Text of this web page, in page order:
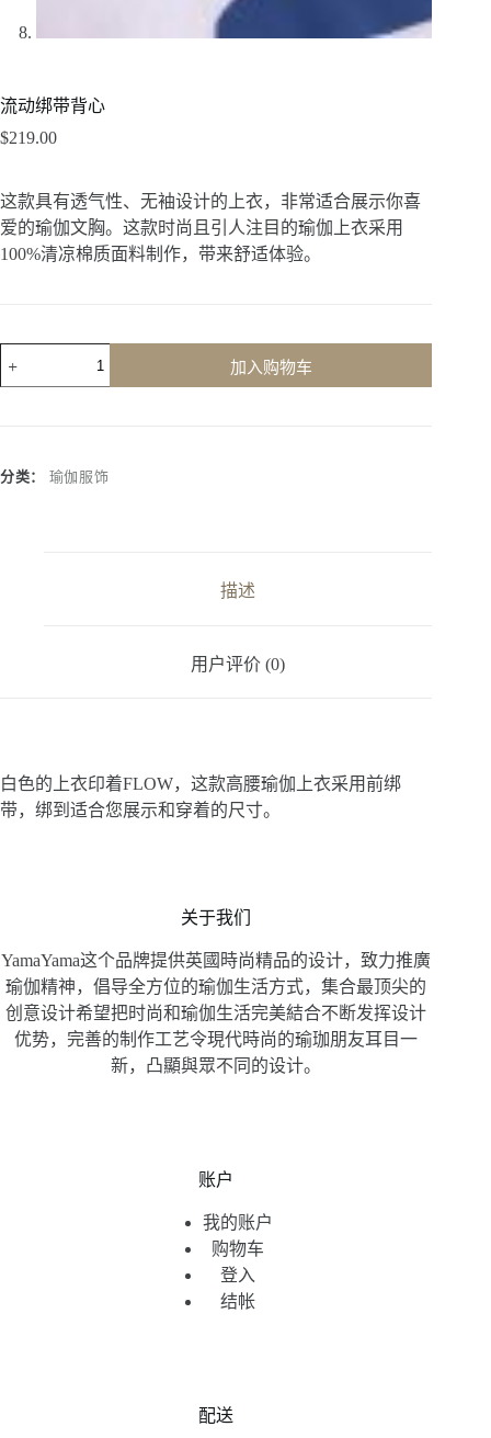
流动绑带背心
$219.00
这款具有透气性、无袖设计的上衣，非常适合展示你喜
爱的瑜伽文胸。这款时尚且引人注目的瑜伽上衣采用
100%清凉棉质面料制作，带来舒适体验。
加入购物车
r
分类： 瑜伽服饰
描述
用户评价 (0)
白色的上衣印着FLOW，这款高腰瑜伽上衣采用前绑
带，绑到适合您展示和穿着的尺寸。
关于我们
YamaYama这个品牌提供英國時尚精品的设计，致力推廣
瑜伽精神，倡导全方位的瑜伽生活方式，集合最顶尖的
创意设计希望把时尚和瑜伽生活完美結合不断发挥设计
优势，完善的制作工艺令現代時尚的瑜珈朋友耳目一
新，凸顯與眾不同的设计。
账户
我的账户
购物车
登入
结帐
配送